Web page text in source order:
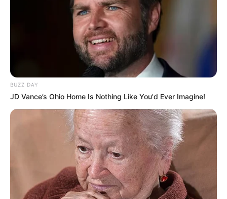
BUZZ DAY
JD Vance’s Ohio Home Is Nothing Like You'd Ever Imagine!